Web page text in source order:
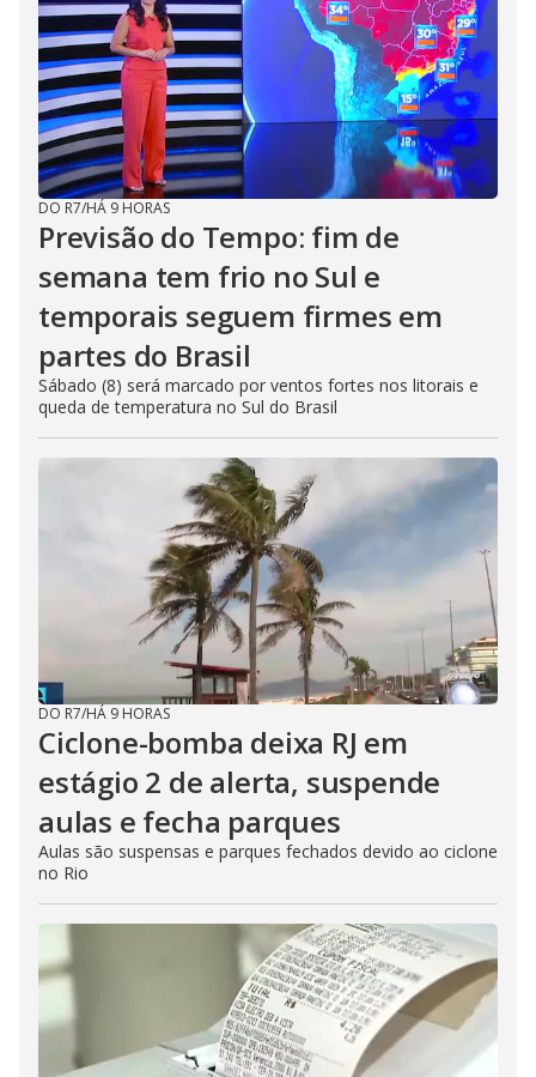
DO R7/HÁ 9 HORAS
Previsão do Tempo: fim de
semana tem frio no Sul e
temporais seguem firmes em
partes do Brasil
Sábado (8) será marcado por ventos fortes nos litorais e
queda de temperatura no Sul do Brasil
DO R7/HÁ 9 HORAS
Ciclone-bomba deixa RJ em
estágio 2 de alerta, suspende
aulas e fecha parques
Aulas são suspensas e parques fechados devido ao ciclone
no Rio